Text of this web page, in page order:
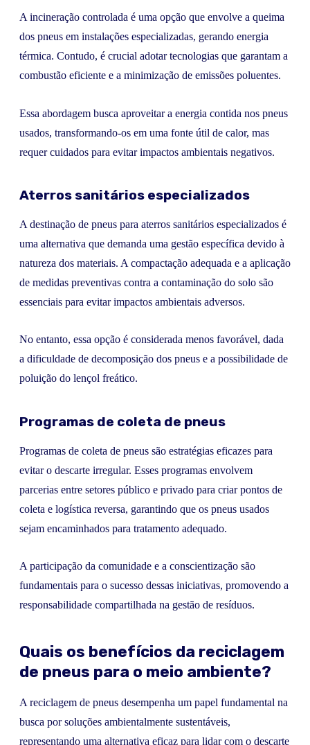
A incineração controlada é uma opção que envolve a queima
dos pneus em instalações especializadas, gerando energia
térmica. Contudo, é crucial adotar tecnologias que garantam a
combustão eficiente e a minimização de emissões poluentes.
Essa abordagem busca aproveitar a energia contida nos pneus
usados, transformando-os em uma fonte útil de calor, mas
requer cuidados para evitar impactos ambientais negativos.
Aterros sanitários especializados
A destinação de pneus para aterros sanitários especializados é
uma alternativa que demanda uma gestão específica devido à
natureza dos materiais. A compactação adequada e a aplicação
de medidas preventivas contra a contaminação do solo são
essenciais para evitar impactos ambientais adversos.
No entanto, essa opção é considerada menos favorável, dada
a dificuldade de decomposição dos pneus e a possibilidade de
poluição do lençol freático.
Programas de coleta de pneus
Programas de coleta de pneus são estratégias eficazes para
evitar o descarte irregular. Esses programas envolvem
parcerias entre setores público e privado para criar pontos de
coleta e logística reversa, garantindo que os pneus usados
sejam encaminhados para tratamento adequado.
A participação da comunidade e a conscientização são
fundamentais para o sucesso dessas iniciativas, promovendo a
responsabilidade compartilhada na gestão de resíduos.
Quais os benefícios da reciclagem
de pneus para o meio ambiente?
A reciclagem de pneus desempenha um papel fundamental na
busca por soluções ambientalmente sustentáveis,
representando uma alternativa eficaz para lidar com o descarte